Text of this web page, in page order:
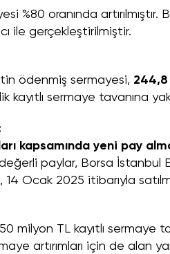
%80 oranında artırılmıştır.
ile gerçekleştirilmiştir.
ödenmiş sermayesi, 244,8
kayıtlı sermaye tavanına
kapsamında yeni pay
paylar, Borsa İstanbul
Ocak 2025 itibarıyla
milyon TL kayıtlı
artırımları için de alan